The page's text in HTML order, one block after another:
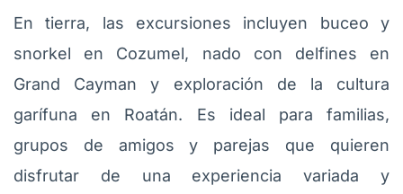
En tierra, las excursiones incluyen buceo y
snorkel en Cozumel, nado con delfines en
Grand Cayman y exploración de la cultura
garífuna en Roatán. Es ideal para familias,
grupos de amigos y parejas que quieren
disfrutar de una experiencia variada y